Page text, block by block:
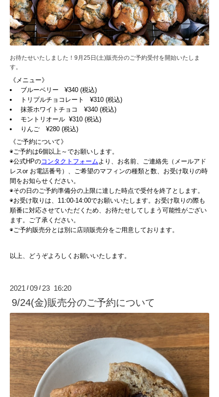
お待たせいたしました！9月25日(土)販売分のご予約受付を開始いたしま
す。
《メニュー》
ブルーベリー ¥340 (税込)
トリプルチョコレート ¥310 (税込)
抹茶ホワイトチョコ ¥340 (税込)
モントリオール ¥310 (税込)
りんご ¥280 (税込)
《ご予約について》
◉ご予約は6個以上～でお願いします。
◉公式HPのコンタクトフォームより、お名前、ご連絡先（メールアド
レスor お電話番号）、ご希望のマフィンの種類と数、お受け取りの時
間をお知らせください。
◉その日のご予約準備分の上限に達した時点で受付を終了とします。
◉お受け取りは、11:00-14:00でお願いいたします。お受け取りの際も
順番に対応させていただくため、お待たせしてしまう可能性がござい
ます。ご了承ください。
◉ご予約販売分とは別に店頭販売分をご用意しております。
以上、どうぞよろしくお願いいたします。
2021 /09 /23 16:20
9/24(金)販売分のご予約について